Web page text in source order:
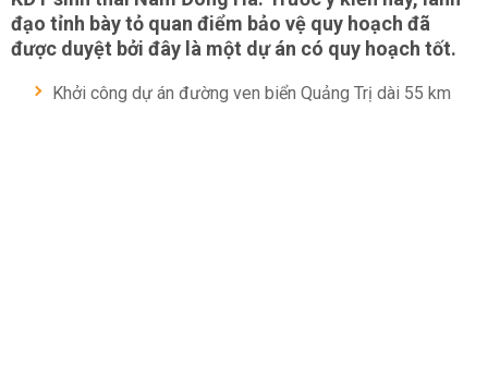
đạo tỉnh bày tỏ quan điểm bảo vệ quy hoạch đã
được duyệt bởi đây là một dự án có quy hoạch tốt.
Khởi công dự án đường ven biển Quảng Trị dài 55 km